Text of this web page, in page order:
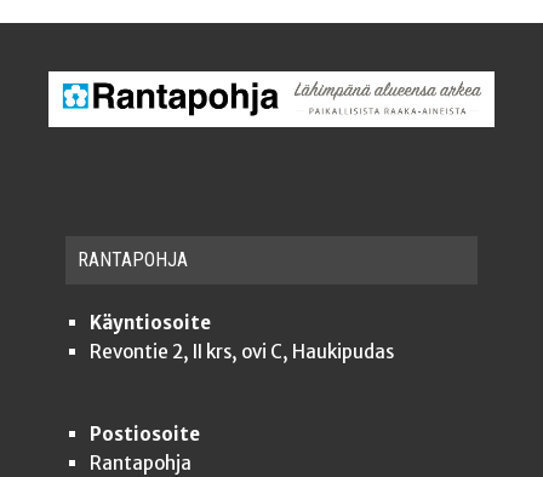
RAN­TA­POH­JA
Käyntiosoite
Revontie 2, II krs, ovi C, Haukipudas
Postiosoite
Rantapohja